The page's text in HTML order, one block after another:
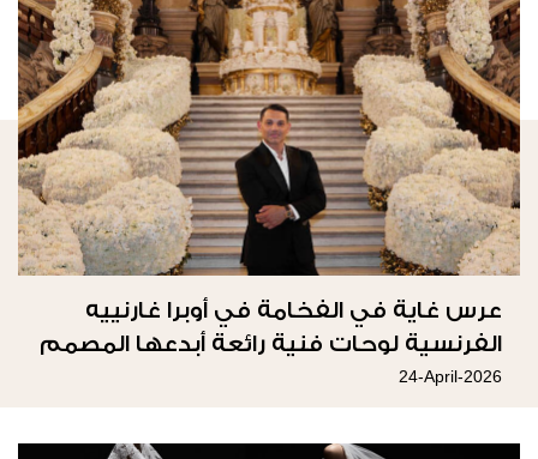
عرس غاية في الفخامة في أوبرا غارنييه
الفرنسية لوحات فنية رائعة أبدعها المصمم
طوني بريس
24-April-2026